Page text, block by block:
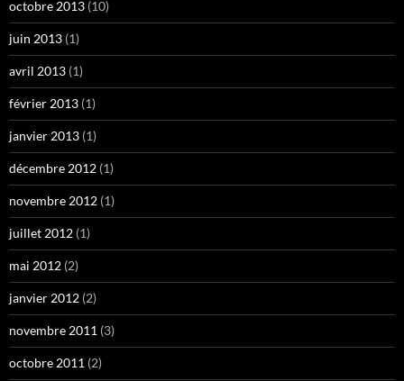
octobre 2013 (10)
juin 2013 (1)
avril 2013 (1)
février 2013 (1)
janvier 2013 (1)
décembre 2012 (1)
novembre 2012 (1)
juillet 2012 (1)
mai 2012 (2)
janvier 2012 (2)
novembre 2011 (3)
octobre 2011 (2)